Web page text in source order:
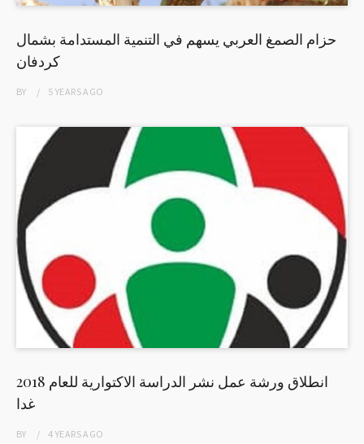
حزام الصمغ العربي يسهم في التنمية المستدامة بشمال
كردفان
BY 5 YEARSAGO
انطلاق ورشة عمل نشر الدراسة الاكتوارية للعام 2018
غدا
BY 4 YEARSAGO